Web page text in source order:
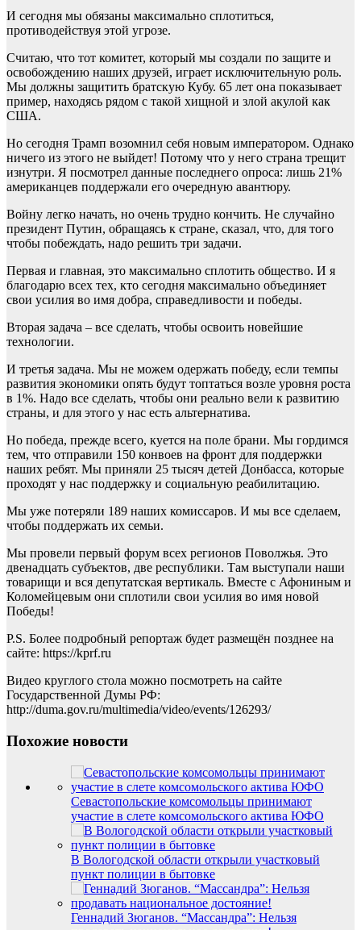
И сегодня мы обязаны максимально сплотиться,
противодействуя этой угрозе.
Считаю, что тот комитет, который мы создали по защите и
освобождению наших друзей, играет исключительную роль.
Мы должны защитить братскую Кубу. 65 лет она показывает
пример, находясь рядом с такой хищной и злой акулой как
США.
Но сегодня Трамп возомнил себя новым императором. Однако
ничего из этого не выйдет! Потому что у него страна трещит
изнутри. Я посмотрел данные последнего опроса: лишь 21%
американцев поддержали его очередную авантюру.
Войну легко начать, но очень трудно кончить. Не случайно
президент Путин, обращаясь к стране, сказал, что, для того
чтобы побеждать, надо решить три задачи.
Первая и главная, это максимально сплотить общество. И я
благодарю всех тех, кто сегодня максимально объединяет
свои усилия во имя добра, справедливости и победы.
Вторая задача – все сделать, чтобы освоить новейшие
технологии.
И третья задача. Мы не можем одержать победу, если темпы
развития экономики опять будут топтаться возле уровня роста
в 1%. Надо все сделать, чтобы они реально вели к развитию
страны, и для этого у нас есть альтернатива.
Но победа, прежде всего, куется на поле брани. Мы гордимся
тем, что отправили 150 конвоев на фронт для поддержки
наших ребят. Мы приняли 25 тысяч детей Донбасса, которые
проходят у нас поддержку и социальную реабилитацию.
Мы уже потеряли 189 наших комиссаров. И мы все сделаем,
чтобы поддержать их семьи.
Мы провели первый форум всех регионов Поволжья. Это
двенадцать субъектов, две республики. Там выступали наши
товарищи и вся депутатская вертикаль. Вместе с Афониным и
Коломейцевым они сплотили свои усилия во имя новой
Победы!
P.S. Более подробный репортаж будет размещён позднее на
сайте: https://kprf.ru
Видео круглого стола можно посмотреть на сайте
Государственной Думы РФ:
http://duma.gov.ru/multimedia/video/events/126293/
Похожие новости
Севастопольские комсомольцы принимают
участие в слете комсомольского актива ЮФО
В Вологодской области открыли участковый
пункт полиции в бытовке
Геннадий Зюганов. “Массандра”: Нельзя